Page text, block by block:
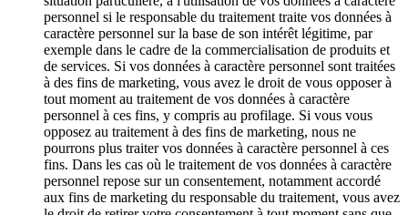
personnel si le responsable du traitement traite vos données à
caractère personnel sur la base de son intérêt légitime, par
exemple dans le cadre de la commercialisation de produits et
de services. Si vos données à caractère personnel sont traitées
à des fins de marketing, vous avez le droit de vous opposer à
tout moment au traitement de vos données à caractère
personnel à ces fins, y compris au profilage. Si vous vous
opposez au traitement à des fins de marketing, nous ne
pourrons plus traiter vos données à caractère personnel à ces
fins. Dans les cas où le traitement de vos données à caractère
personnel repose sur un consentement, notamment accordé
aux fins de marketing du responsable du traitement, vous avez